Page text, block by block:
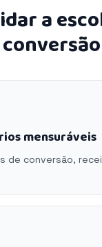
a
mensuráveis
de conversão,